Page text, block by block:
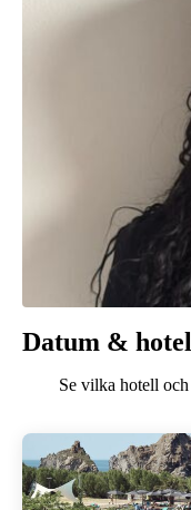
Datum &
Se vilka hotell